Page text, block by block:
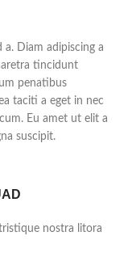
a. Diam adipiscing a
tincidunt
penatibus
taciti a eget in nec
Eu amet ut elit a
suscipit.
nostra litora